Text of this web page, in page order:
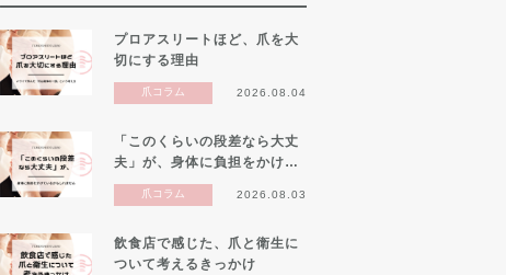
プロアスリートほど、爪を大
切にする理由
爪コラム 2026.08.04
「このくらいの段差なら大丈
夫」が、身体に負担をかけ…
爪コラム 2026.08.03
飲食店で感じた、爪と衛生に
ついて考えるきっかけ